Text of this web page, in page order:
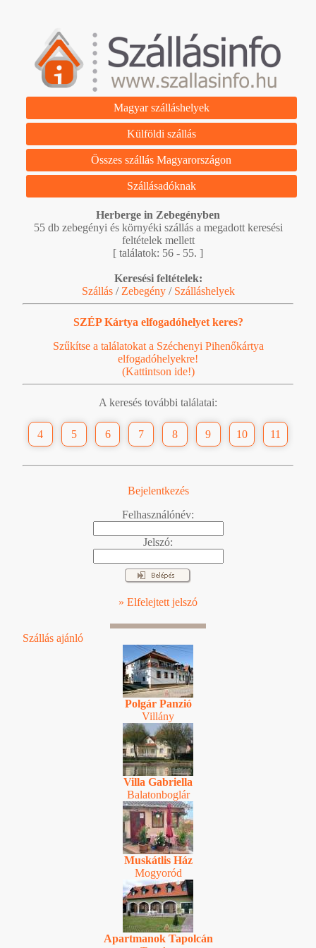
Magyar szálláshelyek
Külföldi szállás
Összes szállás Magyarországon
Szállásadóknak
Herberge in Zebegényben
55 db zebegényi és környéki szállás a megadott keresési
feltételek mellett
[ találatok: 56 - 55. ]
Keresési feltételek:
Szállás/ Zebegény/ Szálláshelyek
SZÉP Kártya elfogadóhelyet keres?
Szűkítse a találatokat a Széchenyi Pihenőkártya
elfogadóhelyekre!
(Kattintson ide!)
A keresés további találatai:
4 5 6 7 8 9 10 11
Bejelentkezés
Felhasználónév:
Jelszó:
» Elfelejtett jelszó
Szállás ajánló
Polgár Panzió
Villány
Villa Gabriella
Balatonboglár
Muskátlis Ház
Mogyoród
Apartmanok Tapolcán